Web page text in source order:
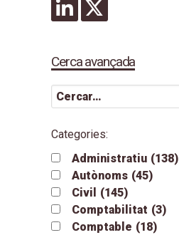
Cerca avançada
Categories:
Administratiu (138)
Autònoms (45)
Civil
(145)
Comptabilitat (3)
Comptable (18)